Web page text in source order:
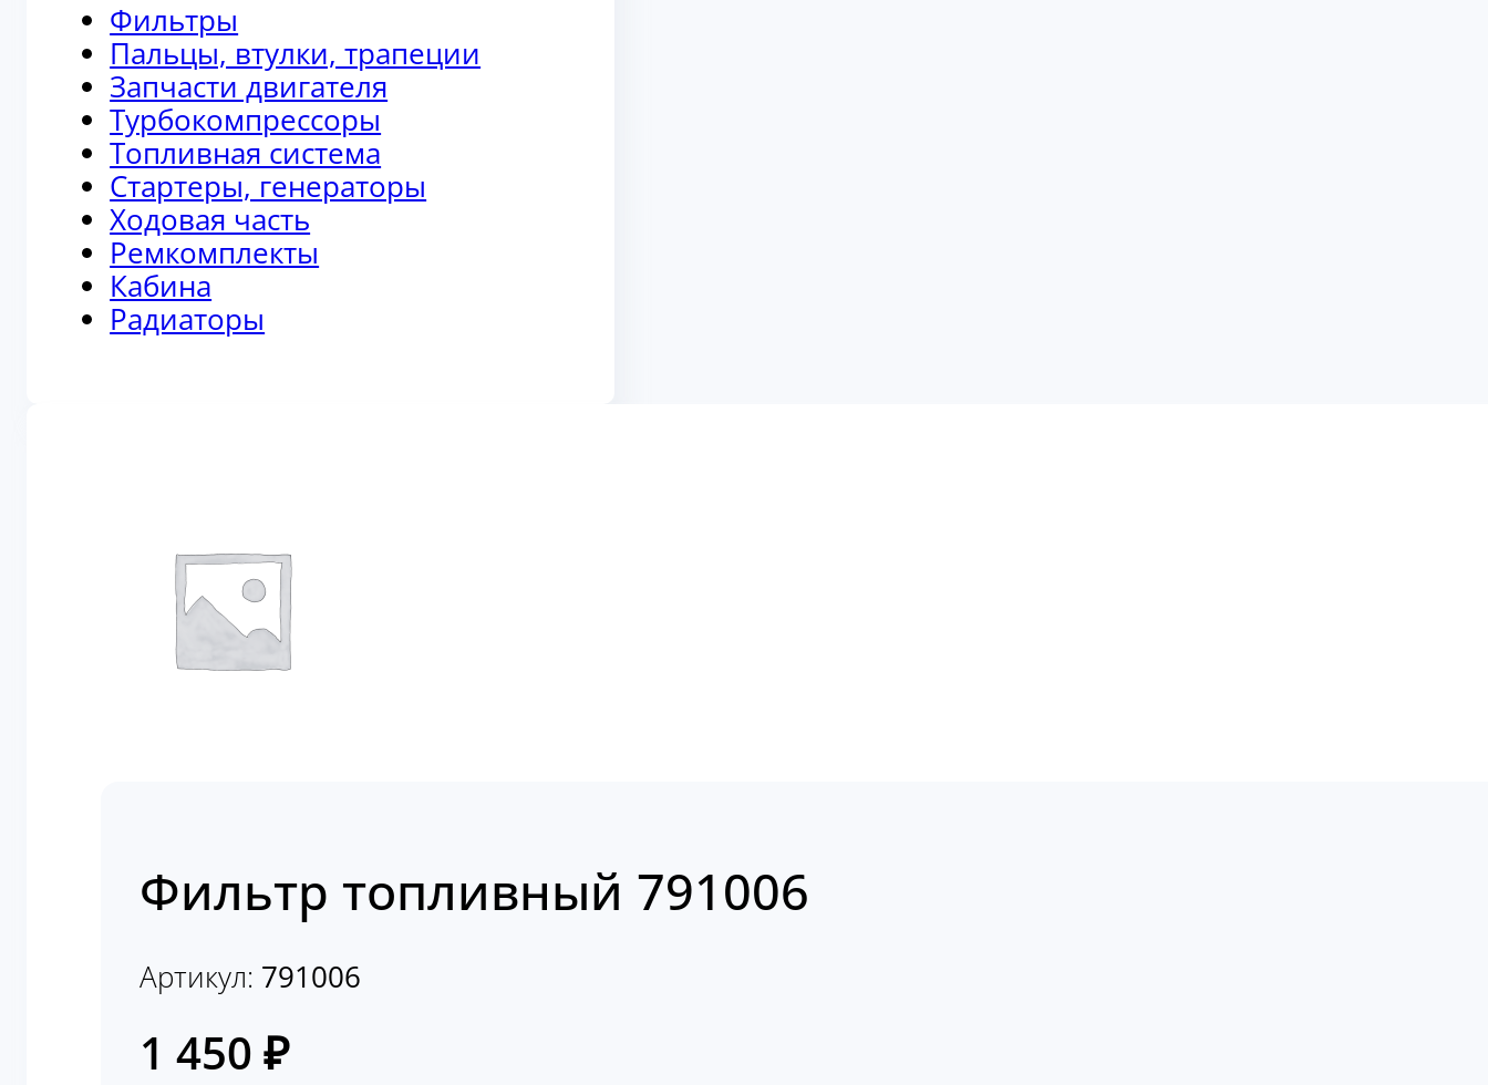
Фильтры
Пальцы, втулки, трапеции
Запчасти двигателя
Турбокомпрессоры
Топливная система
Стартеры, генераторы
Ходовая часть
Ремкомплекты
Кабина
Радиаторы
Фильтр топливный 791006
Артикул: 791006
1 450₽